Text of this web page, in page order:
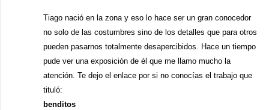
Tiago nació en la zona y eso lo hace ser un gran conocedor
no solo de las costumbres sino de los detalles que para otros
pueden pasarnos totalmente desapercibidos. Hace un tiempo
pude ver una exposición de él que me llamo mucho la
atención. Te dejo el enlace por si no conocías el trabajo que
tituló:
benditos